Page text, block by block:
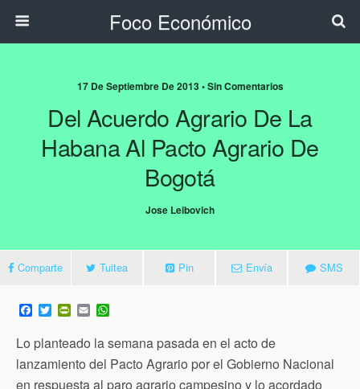
Foco Económico
17 De Septiembre De 2013 • Sin Comentarios
Del Acuerdo Agrario De La
Habana Al Pacto Agrario De
Bogotá
Jose Leibovich
Comparte Tuitea Pin Envía SMS
F
a
e
b
o
T
w
t
t
e
P
n
t
F
E
m
a
l
t
s
A
Lo planteado la semana pasada en el acto de
lanzamiento del Pacto Agrario por el Gobierno Nacional
en respuesta al paro agrario campesino y lo acordado